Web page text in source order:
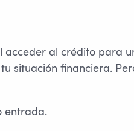
acceder al crédito para
situación financiera.
entrada.